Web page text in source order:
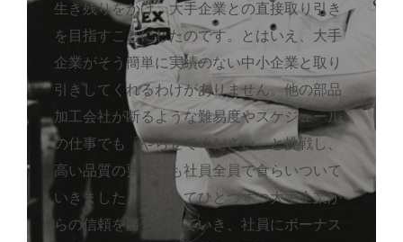
生き残りをかけ、大手企業との直接取り引き
を目指すことにしたのです。とはいえ、大手
企業がそう簡単に実績のない中小企業と取り
引きしてくれるわけがありません。他の部品
加工会社が断るような難易度やスケジュール
の仕事でも「やらせてください」と挑戦し、
高い品質の要求にも社員全員で食らいついて
いきました。そうしてひとつずつ大手企業か
らの信頼を勝ち取っていき、社員にボーナス